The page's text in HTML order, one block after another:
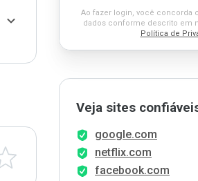
Ao fazer login, você concorda
dados conforme descrito em
Política de
Veja sites
google.com
netflix.com
facebook.com